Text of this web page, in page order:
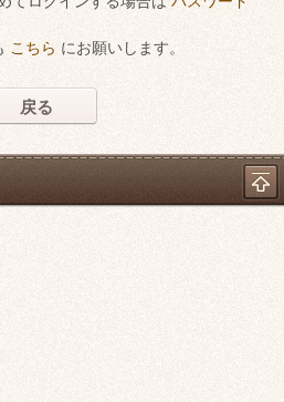
こちら にお願いします。
戻る